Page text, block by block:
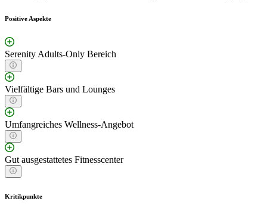
Positive Aspekte
Serenity Adults-Only Bereich
Vielfältige Bars und Lounges
Umfangreiches Wellness-Angebot
Gut ausgestattetes Fitnesscenter
Kritikpunkte